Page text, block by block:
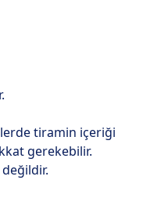
tiramin içeriği
gerekebilir.